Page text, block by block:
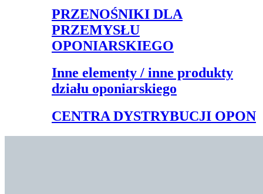
PRZENOŚNIKI DLA
PRZEMYSŁU
OPONIARSKIEGO
Inne elementy / inne produkty
działu oponiarskiego
CENTRA DYSTRYBUCJI OPON